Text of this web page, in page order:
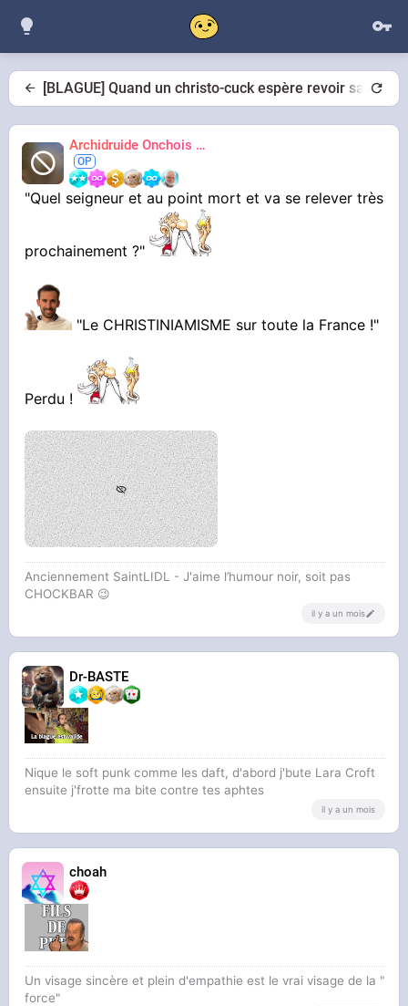
[BLAGUE] Quand un christo-cuck espère revoir sa
Archidruide Onchois
🍀️🌩️🐻️
"Quel seigneur et au point mort et va se relever très
prochainement ?"
"Le CHRISTINIAMISME sur toute la France !"
Perdu !
Anciennement SaintLIDL - J'aime l’humour noir, soit pas
CHOCKBAR 😉️
il y a un mois
Dr-BASTE
Nique le soft punk comme les daft, d'abord j'bute Lara Croft
ensuite j'frotte ma bite contre tes aphtes
il y a un mois
choah
Un visage sincère et plein d'empathie est le vrai visage de la "
force"